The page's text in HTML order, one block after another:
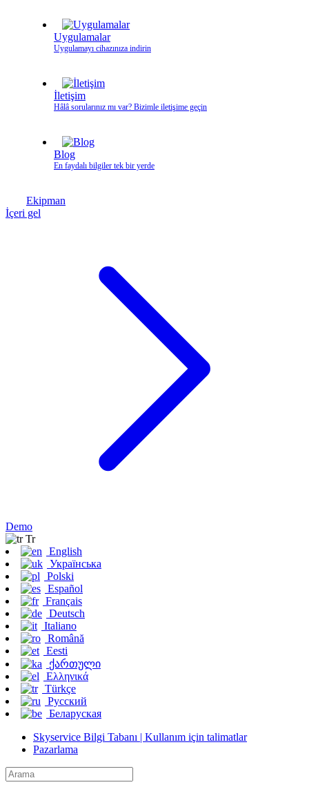
Uygulamalar
Uygulamayı cihazınıza indirin
İletişim
Hâlâ sorularınız mı var? Bizimle iletişime geçin
Blog
En faydalı bilgiler tek bir yerde
Ekipman
İçeri gel
Demo
Tr
English
Українська
Polski
Español
Français
Deutsch
Italiano
Română
Eesti
ქართული
Ελληνικά
Türkçe
Русский
Беларуская
Skyservice Bilgi Tabanı | Kullanım için talimatlar
Pazarlama